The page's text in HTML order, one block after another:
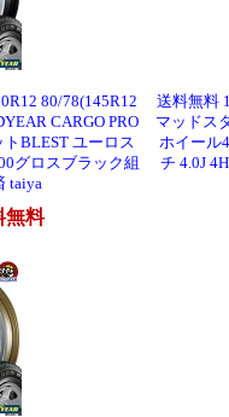
80/78(145R12
CARGO PRO
BLEST ユーロス
グロスブラック組
taiya
無料
送料無料
マッドス
ホイール
チ 4.0J